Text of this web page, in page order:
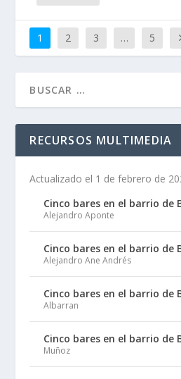
1 2 3 … 5
RECURSOS MULTIMEDIA
Actualizado el 1 de febrero de
Cinco bares en el barrio de
Alejandro Aponte
Cinco bares en el barrio de
Alejandro Ane Andrés
Cinco bares en el barrio de
Albarran
Cinco bares en el barrio de
Muñoz